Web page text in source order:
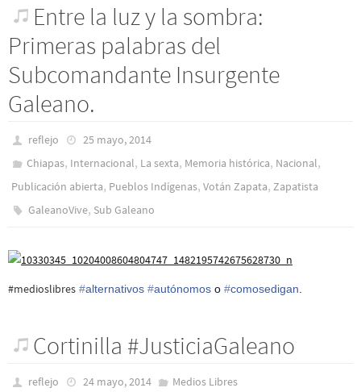
Entre la luz y la sombra:
Primeras palabras del
Subcomandante Insurgente
Galeano.
reflejo
25 mayo, 2014
Chiapas, Internacional, La sexta, Memoria histórica, Nacional,
Publicación abierta, Pueblos Indí­genas, Votán Zapata, Zapatista
GaleanoVive, Sub Galeano
‪#‎medioslibres‬ ‪#‎alternativos‬ ‪#‎autónomos‬ o ‪#‎comosedigan‬
Cortinilla #JusticiaGaleano
reflejo 24 mayo, 2014 Medios Libres